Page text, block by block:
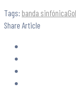
Tags: banda sinfónica
Share Article